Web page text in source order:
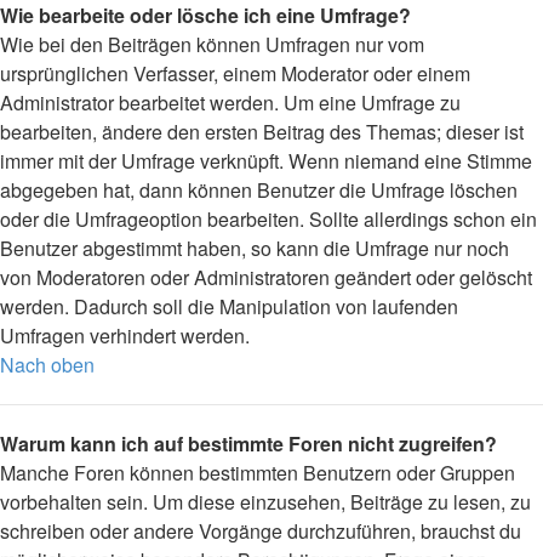
Wie bearbeite oder lösche ich eine Umfrage?
Wie bei den Beiträgen können Umfragen nur vom
ursprünglichen Verfasser, einem Moderator oder einem
Administrator bearbeitet werden. Um eine Umfrage zu
bearbeiten, ändere den ersten Beitrag des Themas; dieser ist
immer mit der Umfrage verknüpft. Wenn niemand eine Stimme
abgegeben hat, dann können Benutzer die Umfrage löschen
oder die Umfrageoption bearbeiten. Sollte allerdings schon ein
Benutzer abgestimmt haben, so kann die Umfrage nur noch
von Moderatoren oder Administratoren geändert oder gelöscht
werden. Dadurch soll die Manipulation von laufenden
Umfragen verhindert werden.
Nach oben
Warum kann ich auf bestimmte Foren nicht zugreifen?
Manche Foren können bestimmten Benutzern oder Gruppen
vorbehalten sein. Um diese einzusehen, Beiträge zu lesen, zu
schreiben oder andere Vorgänge durchzuführen, brauchst du